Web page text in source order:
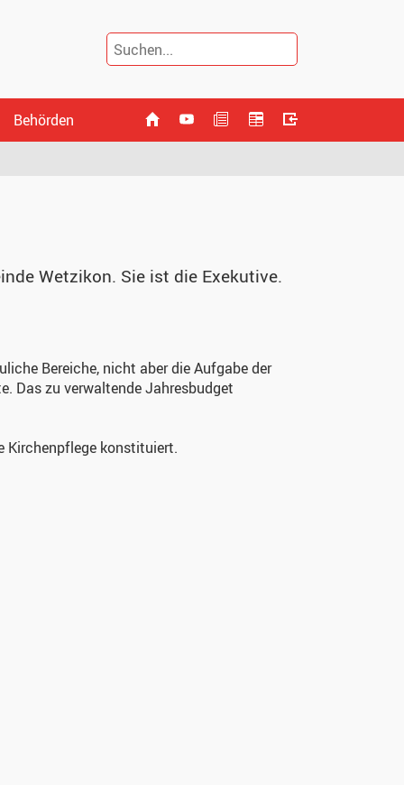
Behörden
Wetzikon. Sie ist die Exekutive.
Bereiche, nicht aber die Aufgabe der
Das zu verwaltende Jahresbudget
Kirchenpflege konstituiert.